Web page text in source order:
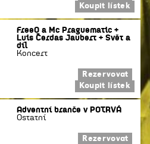
Koupit lístek
FreeQ a Mc Praguematic +
Luis Cerdas Jaubert + Svět a
díl
Koncert
Rezervovat
Koupit lístek
Adventní branče v POTRVÁ
Ostatní
Rezervovat